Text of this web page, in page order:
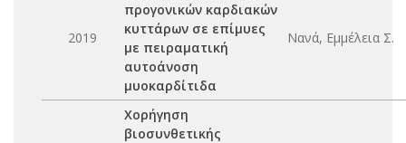
2019
προγονικών καρδιακών
κυττάρων σε επίμυες
με πειραματική
αυτοάνοση
μυοκαρδίτιδα
Νανά, Εμμέλεια Σ.
Χορήγηση
βιοσυνθετικής